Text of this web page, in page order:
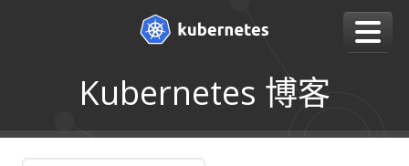
Kubernetes 博客